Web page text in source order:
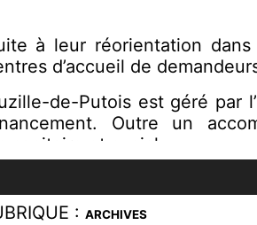
à leur réorientation
d’accueil de
de-Putois est géré par
Outre un
sanitaire et social.
d’autres territoires,
:ARCHIVES